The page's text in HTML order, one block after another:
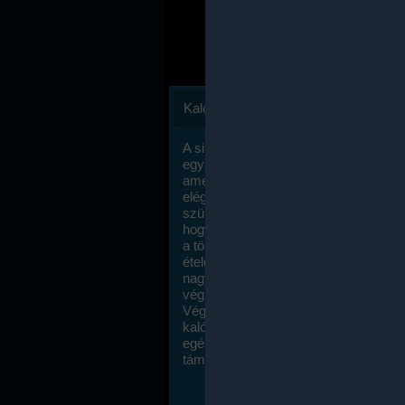
Kalóriaszámlálás
A sikeres fogyás titka valójában igen
egyszerű: égess több energiát, mint
amennyit beviszel. Természetesen
elég nagy fegyelemre és akaraterőre
szükség, de meglepődve fogod
hogy a kalóriaszámolás mennyire
a többi diétához képest. Itt nincsenek
ételek és a megengedett kalóriabevitelt
nagymértékben növelheted ha
végzel.
Végül, de nem utolsó sorban, a
kalóriaszámolás módszerét a legtöbb
egészségügyi szakorvos ajánlja és
támogatja.